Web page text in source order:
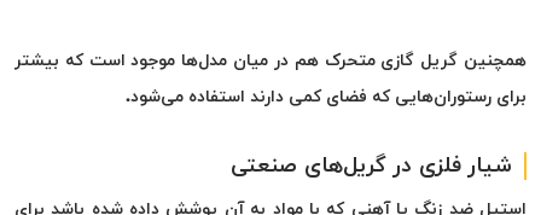
همچنین گریل گازی متحرک هم در میان مدل‌ها موجود است که بیشتر
برای رستوران‌هایی که فضای کمی دارند استفاده می‌شود.
شیار فلزی در گریل‌های صنعتی
استیل ضد زنگ یا آهنی که با مواد به آن پوشش داده شده باشد برای